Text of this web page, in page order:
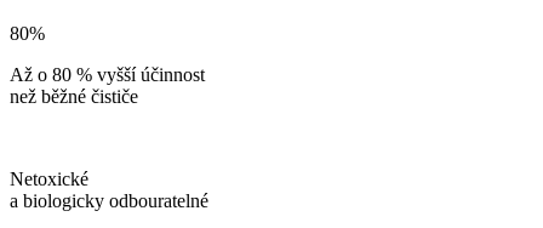
80%
Až o 80 % vyšší účinnost
než běžné čističe
Netoxické
a biologicky odbouratelné